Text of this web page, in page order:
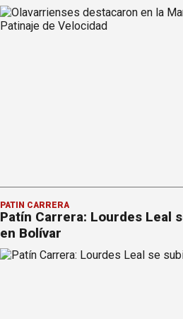
PATÍN CARRERA
Patín Carrera: Lourdes Leal
en Bolívar